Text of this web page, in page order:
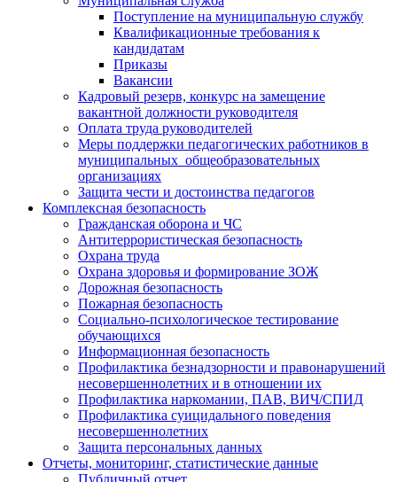
Поступление на муниципальную службу
Квалификационные требования к
кандидатам
Приказы
Вакансии
Кадровый резерв, конкурс на замещение
вакантной должности руководителя
Оплата труда руководителей
Меры поддержки педагогических работников в
муниципальных общеобразовательных
организациях
Защита чести и достоинства педагогов
Комплексная безопасность
Гражданская оборона и ЧС
Антитеррористическая безопасность
Охрана труда
Охрана здоровья и формирование ЗОЖ
Дорожная безопасность
Пожарная безопасность
Социально-психологическое тестирование
обучающихся
Информационная безопасность
Профилактика безнадзорности и правонарушений
несовершеннолетних и в отношении их
Профилактика наркомании, ПАВ, ВИЧ/СПИД
Профилактика суицидального поведения
несовершеннолетних
Защита персональных данных
Отчеты, мониторинг, статистические данные